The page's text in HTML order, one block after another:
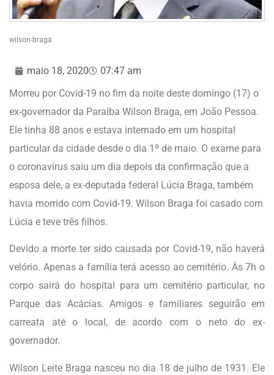
wilson-braga
maio 18, 2020
07:47 am
Morreu por Covid-19 no fim da noite deste domingo (17) o
ex-governador da Paraíba Wilson Braga, em João Pessoa.
Ele tinha 88 anos e estava internado em um hospital
particular da cidade desde o dia 1º de maio. O exame para
o coronavírus saiu um dia depois da confirmação que a
esposa dele, a ex-deputada federal Lúcia Braga, também
havia morrido com Covid-19. Wilson Braga foi casado com
Lúcia e teve três filhos.
Devido a morte ter sido causada por Covid-19, não haverá
velório. Apenas a família terá acesso ao cemitério. Às 7h o
corpo sairá do hospital para um cemitério particular, no
Parque das Acácias. Amigos e familiares seguirão em
carreata até o local, de acordo com o neto do ex-
governador.
Wilson Leite Braga nasceu no dia 18 de julho de 1931. Ele